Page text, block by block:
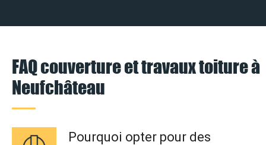
FAQ couverture et travaux toiture à
Neufchâteau
Pourquoi opter pour des